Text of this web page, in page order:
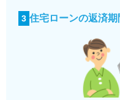
3 住宅ローンの返済期